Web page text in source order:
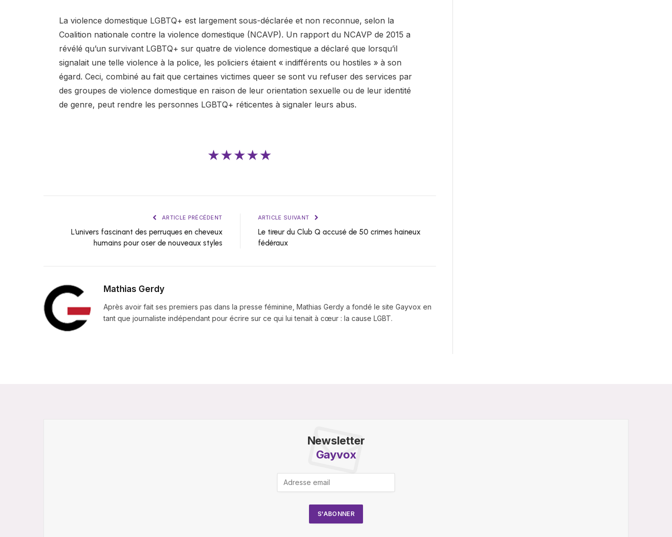
La violence domestique LGBTQ+ est largement sous-déclarée et non reconnue, selon la
Coalition nationale contre la violence domestique (NCAVP). Un rapport du NCAVP de 2015 a
révélé qu’un survivant LGBTQ+ sur quatre de violence domestique a déclaré que lorsqu’il
signalait une telle violence à la police, les policiers étaient « indifférents ou hostiles » à son
égard. Ceci, combiné au fait que certaines victimes queer se sont vu refuser des services par
des groupes de violence domestique en raison de leur orientation sexuelle ou de leur identité
de genre, peut rendre les personnes LGBTQ+ réticentes à signaler leurs abus.
★★★★★
ARTICLE PRÉCÉDENT
L’univers fascinant des perruques en cheveux
humains pour oser de nouveaux styles
ARTICLE SUIVANT
Le tireur du Club Q accusé de 50 crimes haineux
fédéraux
Mathias Gerdy
Après avoir fait ses premiers pas dans la presse féminine, Mathias Gerdy a fondé le site Gayvox en
tant que journaliste indépendant pour écrire sur ce qui lui tenait à cœur : la cause LGBT.
Newsletter
Gayvox